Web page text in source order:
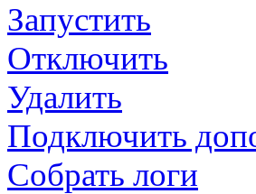
Запустить
Отключить
Удалить
Подключить
Собрать логи